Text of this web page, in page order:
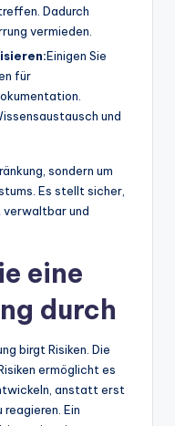
Dadurch
vermieden.
Einigen Sie
für
und
sondern um
Es stellt sicher,
verwaltbar und
eine
durch
birgt Risiken. Die
ermöglicht es
anstatt erst
Ein